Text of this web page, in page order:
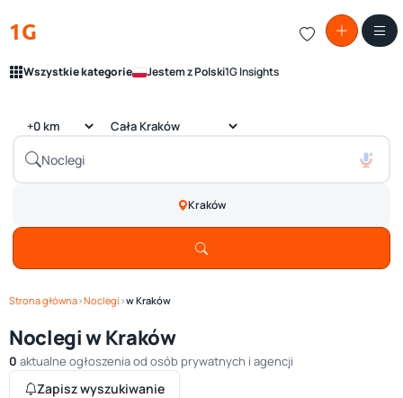
1G
Wszystkie kategorie Jestem z Polski1G Insights
Kraków
Strona główna›Noclegi ›w Kraków
Noclegi w Kraków
0 aktualne ogłoszenia od osób prywatnych i agencji
Zapisz wyszukiwanie